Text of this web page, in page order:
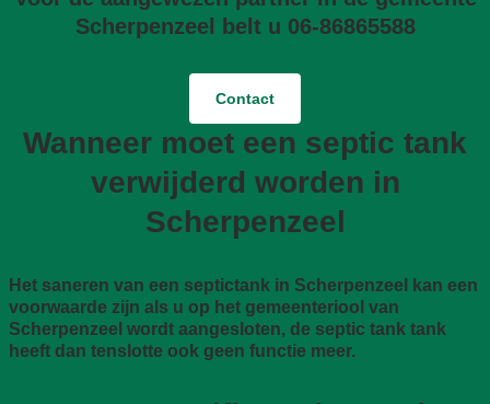
Scherpenzeel belt u 06-86865588
Contact
Wanneer moet een septic tank
verwijderd worden in
Scherpenzeel
Het saneren van een septictank in Scherpenzeel kan een
voorwaarde zijn als u op het gemeenteriool van
Scherpenzeel wordt aangesloten, de septic tank tank
heeft dan tenslotte ook geen functie meer.